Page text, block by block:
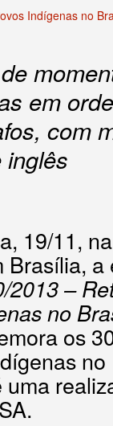
Indígenas no
em
com
19/11,
Brasília,
–
no
os